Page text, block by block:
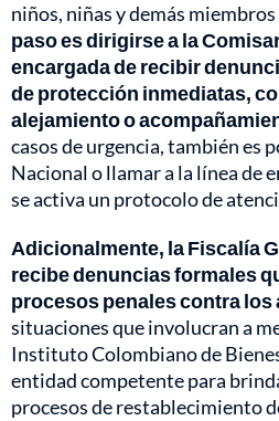
niños, niñas y demás
paso es dirigirse a la
encargada de recibir
de protección inmediatas,
alejamiento o
casos de urgencia, también es
Nacional o llamar a la línea de
se activa un protocolo de
Adicionalmente, la Fiscalía
recibe denuncias formales
procesos penales contra los
situaciones que involucran a
Instituto Colombiano de
entidad competente para
procesos de restablecimiento